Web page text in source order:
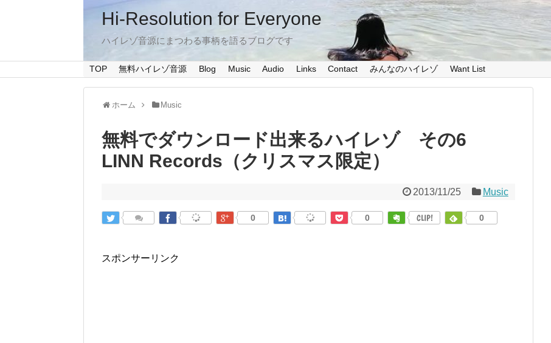
Hi-Resolution for Everyone
ハイレゾ音源にまつわる事柄を語るブログです
TOP 無料ハイレゾ音源 Blog Music Audio Links Contact みんなのハイレゾ Want List
ホーム Music
無料でダウンロード出来るハイレゾ その6
LINN Records（クリスマス限定）
2013/11/25 Music
0 0 CLIP! 0
スポンサーリンク